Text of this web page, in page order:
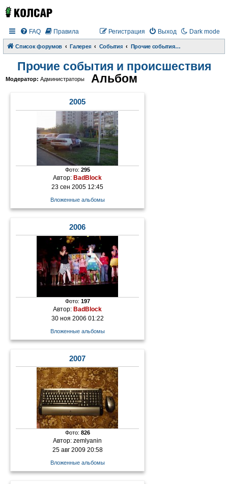
Dark mode
FAQ Правила Выход
Регистрация
Список форумов Галерея События Прочие события и происшествия
Прочие события и происшествия
Модератор: Администраторы Альбом
2005
Фото: 295
Автор:BadBlock
23 сен 2005 12:45
Вложенные альбомы
2006
Фото: 197
Автор:BadBlock
30 ноя 2006 01:22
Вложенные альбомы
2007
Фото: 826
Автор:zemlyanin
25 авг 2009 20:58
Вложенные альбомы